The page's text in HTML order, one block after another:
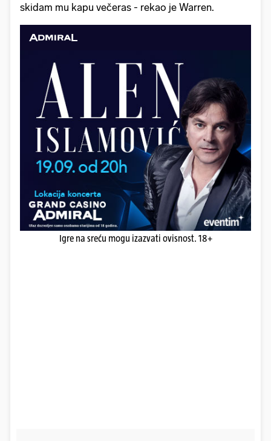
skidam mu kapu večeras - rekao je Warren.
Igre na sreću mogu izazvati ovisnost. 18+